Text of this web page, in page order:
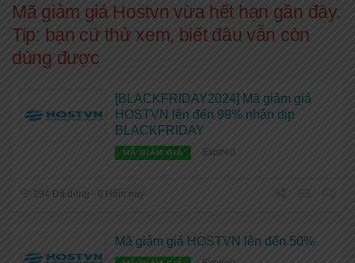
Mã giảm giá Hostvn vừa hết hạn gần đây.
Tip: bạn cứ thử xem, biết đâu vẫn còn
dùng được
[BLACKFRIDAY2024] Mã giảm giá
HOSTVN lên đến 99% nhân dịp
BLACKFRIDAY
MÃ GIẢM GIÁ Expired
294 Đã dùng - 0 Hôm nay
Mã giảm giá HOSTVN lên đến 50%